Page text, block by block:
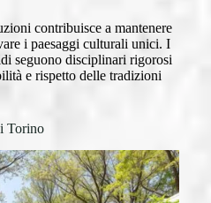
contribuisce a mantenere
i paesaggi culturali unici. I
seguono disciplinari rigorosi
e rispetto delle tradizioni
Torino